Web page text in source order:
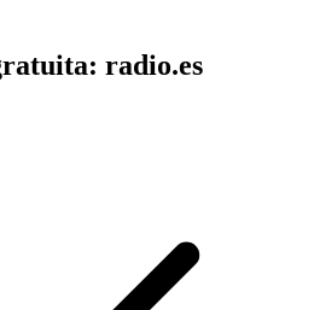
radio.es